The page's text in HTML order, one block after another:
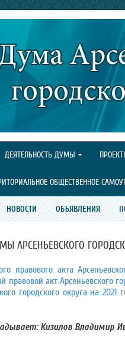
ДЕЯТЕЛЬНОСТЬ ДУМЫ
ОБЩЕСТВЕННОЕ
НОВОСТИ ОБЪЯВЛЕНИЯ
АРСЕНЬЕВСКОГО
правового акта
акт Арсеньевского
городского округа на
Кизилов Владимир